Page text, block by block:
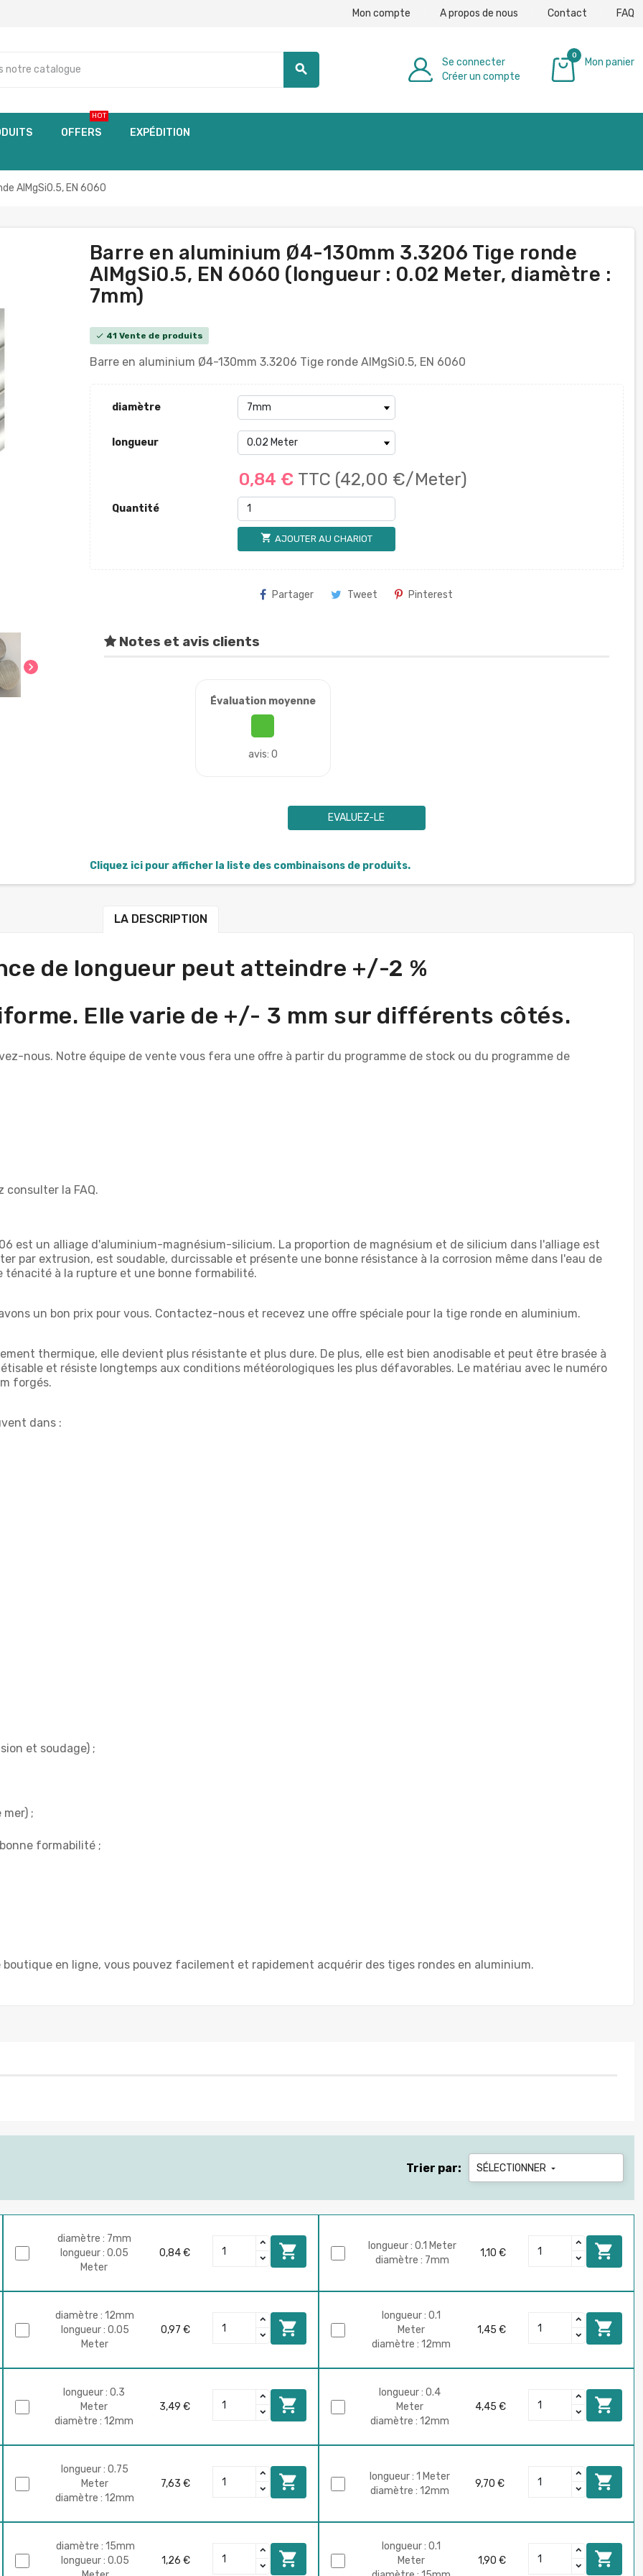
Mon compte A propos de nous Contact FAQ
search
Se connecter
Créer un compte
0
Mon panier
OFFERS
HOT
EXPÉDITION
AlMgSi0.5, EN 6060
chevron_right
Barre en aluminium Ø4-130mm 3.3206 Tige ronde
AlMgSi0.5, EN 6060 (longueur : 0.02 Meter, diamètre :
7mm)
check 41 Vente de produits
Barre en aluminium Ø4-130mm 3.3206 Tige ronde AlMgSi0.5, EN 6060
diamètre
longueur
0,84 € TTC (42,00 €/Meter)
Quantité
shopping_cart AJOUTER AU CHARIOT
Partager Tweet Pinterest
Notes et avis clients
Évaluation moyenne
avis: 0
EVALUEZ-LE
Cliquez ici pour afficher la liste des combinaisons de produits.
LA DESCRIPTION
de longueur peut atteindre +/-2 %
Elle varie de +/- 3 mm sur différents côtés.
nous. Notre équipe de vente vous fera une offre à partir du programme de stock ou du programme de
consulter la FAQ.
est un alliage d'aluminium-magnésium-silicium. La proportion de magnésium et de silicium dans l'alliage est
par extrusion, est soudable, durcissable et présente une bonne résistance à la corrosion même dans l'eau de
ténacité à la rupture et une bonne formabilité.
un bon prix pour vous. Contactez-nous et recevez une offre spéciale pour la tige ronde en aluminium.
thermique, elle devient plus résistante et plus dure. De plus, elle est bien anodisable et peut être brasée à
et résiste longtemps aux conditions météorologiques les plus défavorables. Le matériau avec le numéro
forgés.
dans :
et soudage) ;
;
formabilité ;
en ligne, vous pouvez facilement et rapidement acquérir des tiges rondes en aluminium.
Trier par: SÉLECTIONNER 
diamètre : 7mm
longueur : 0.05
Meter
0,84 € 
longueur : 0.1 Meter
diamètre : 7mm
1,10 € 
diamètre : 12mm
longueur : 0.05
Meter
0,97 € 
longueur : 0.1
Meter
diamètre : 12mm
1,45 € 
longueur : 0.3
Meter
diamètre : 12mm
3,49 € 
longueur : 0.4
Meter
diamètre : 12mm
4,45 € 
longueur : 0.75
Meter
diamètre : 12mm
7,63 € 
longueur : 1 Meter
diamètre : 12mm
9,70 € 
diamètre : 15mm
longueur : 0.05
1,26 € 
longueur : 0.1
Meter
1,90 € 